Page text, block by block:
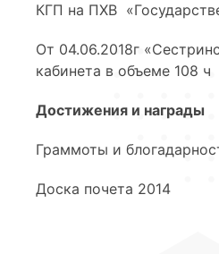
КГП на ПХВ
От 04.06.2018г
кабинета в объеме 108 ч
Достижения и награды
Граммоты и
Доска почета 2014